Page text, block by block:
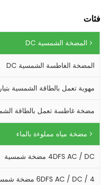
فئات
المضخة الشمسية DC
المضخة الغاطسة الشمسية DC
مهوية تعمل بالطاقة الشمسية
مضخة غاطسة تعمل بالطاقة
مضخة مياه مملوءة بالماء
4DFS AC / DC مضخة شمسية
4 / 6DFS AC / DC مضخة شمسية